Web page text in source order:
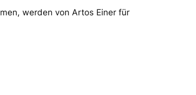
werden von Artos Einer für